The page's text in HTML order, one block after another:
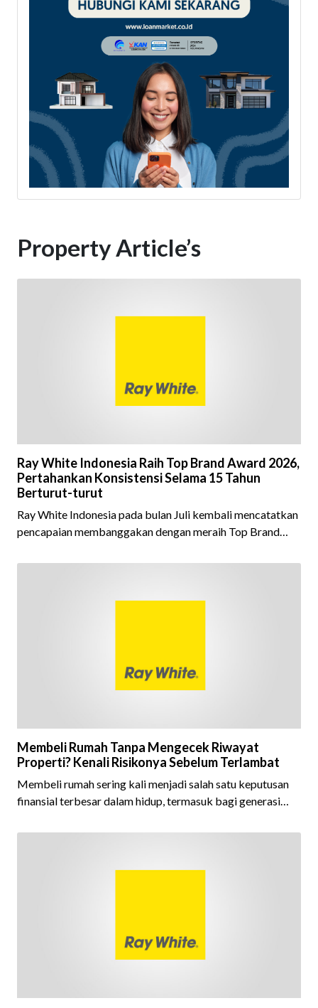
Property Article’s
Ray White Indonesia Raih Top Brand Award 2026,
Pertahankan Konsistensi Selama 15 Tahun
Berturut-turut
Ray White Indonesia pada bulan Juli kembali mencatatkan
pencapaian membanggakan dengan meraih Top Brand
ini menjadi semakin istimewa karena Ray White Indonesia
tahun berturut-turut, sebuah bukti nyata atas konsistensi,
Membeli Rumah Tanpa Mengecek Riwayat
Properti? Kenali Risikonya Sebelum Terlambat
Membeli rumah sering kali menjadi salah satu keputusan
finansial terbesar dalam hidup, termasuk bagi generasi
kepemilikan hunian maupun investasi properti. Namun
fokus pada harga atau lokasi tanpa memperhatikan